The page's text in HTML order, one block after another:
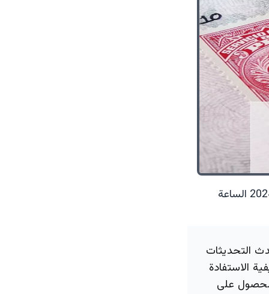
23 سبتمبر 2024 الساعة
التحديثات
الاستفادة
على